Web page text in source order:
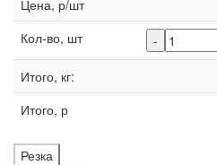
Цена, р/шт
Кол-во, шт
-
Итого, кг:
Итого, р
Резка